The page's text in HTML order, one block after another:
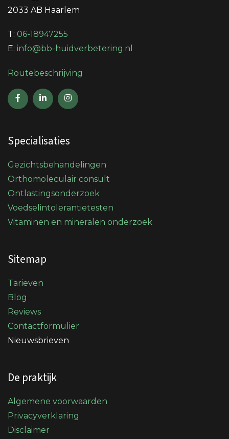
2033 AB Haarlem
T: 06-18947255
E: info@bb-huidverbetering.nl
Routebeschrijving
Specialisaties
Gezichtsbehandelingen
Orthomoleculair consult
Ontlastingsonderzoek
Voedselintolerantietesten
Vitaminen en mineralen onderzoek
Sitemap
Tarieven
Blog
Reviews
Contactformulier
Nieuwsbrieven
De praktijk
Algemene voorwaarden
Privacyverklaring
Disclaimer